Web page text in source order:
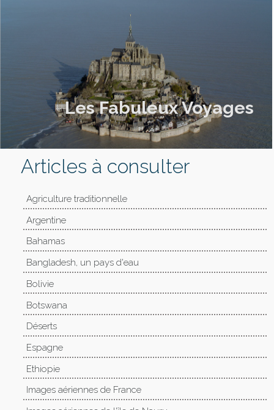
Les Fabuleux Voyages
Articles à consulter
Agriculture traditionnelle
Argentine
Bahamas
Bangladesh, un pays d'eau
Bolivie
Botswana
Déserts
Espagne
Ethiopie
Images aériennes de France